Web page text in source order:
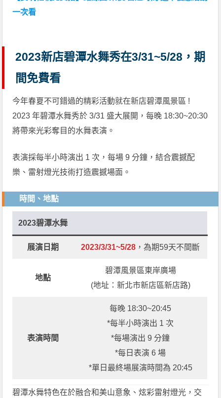
一次看
2023新店碧潭水舞秀在3/31~5/28，期
間免費看
今年春夏不可錯過的精彩活動就在新店碧潭風景區 !
2023 年碧潭水舞秀於 3/31 盛大展開，每晚 18:30~20:30
將帶來光彩奪目的水舞表演。
表演採每半小時演出 1 次，每場 9 分鐘，結合震撼配
樂、雷射燈光技術打造震撼場面。
時間、地點
2023碧潭水舞
展演日期 2023/3/31~5/28 ，為期59天不間斷
地點
碧潭風景區東岸廣場
(地址：新北市新店區新店路)
表演時間
每晚 18:30~20:45
*每半小時演出 1 次
*每場演出 9 分鐘
*每日表演 6 場
*單日最終場展演時間為 20:45
碧潭水舞特色在於融合和美山意象、炫彩雷射燈光，交